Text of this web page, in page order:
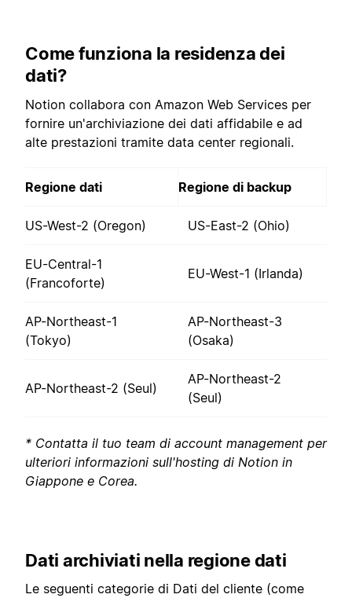
Come funziona la residenza dei
dati?
Notion collabora con Amazon Web Services per
fornire un'archiviazione dei dati affidabile e ad
alte prestazioni tramite data center regionali.
Regione dati Regione di backup
US-West-2 (Oregon) US-East-2 (Ohio)
EU-Central-1
(Francoforte)
EU-West-1 (Irlanda)
AP-Northeast-1
(Tokyo)
AP-Northeast-3
(Osaka)
AP-Northeast-2 (Seul)
AP-Northeast-2
(Seul)
* Contatta il tuo team di account management per
ulteriori informazioni sull'hosting di Notion in
Giappone e Corea.
Dati archiviati nella regione dati
Le seguenti categorie di Dati del cliente (come